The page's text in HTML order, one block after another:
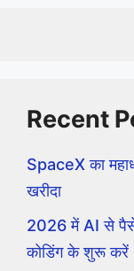
Recent
SpaceX का
खरीदा
2026 में AI से
कोडिंग के शुरू करें